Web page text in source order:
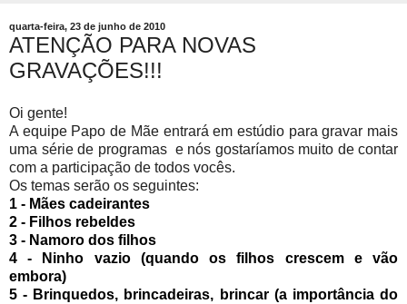
quarta-feira, 23 de junho de 2010
ATENÇÃO PARA NOVAS
GRAVAÇÕES!!!
Oi gente!
A equipe Papo de Mãe entrará em estúdio para gravar mais
uma série de programas e nós gostaríamos muito de contar
com a participação de todos vocês.
Os temas serão os seguintes:
1 - Mães cadeirantes
2 - Filhos rebeldes
3 - Namoro dos filhos
4 - Ninho vazio (quando os filhos crescem e vão
embora)
5 - Brinquedos, brincadeiras, brincar (a importância do